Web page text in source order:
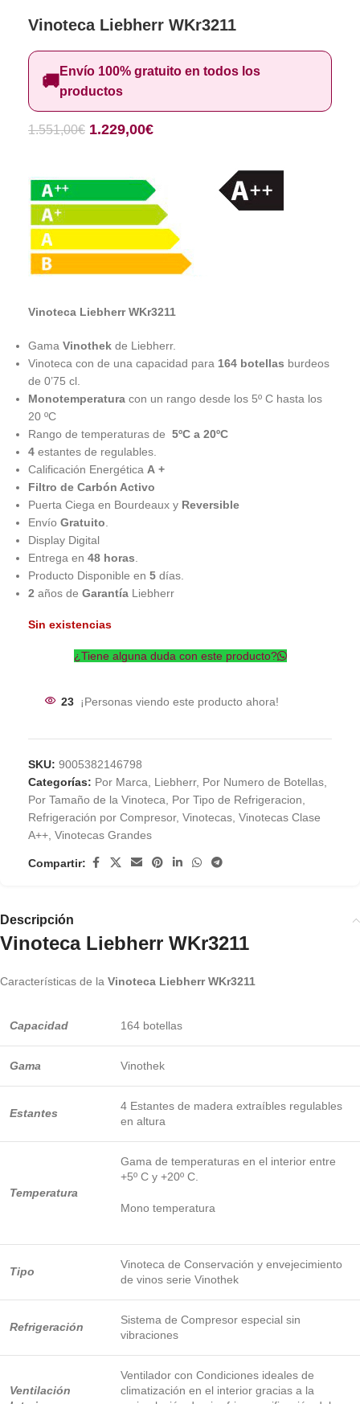
Vinoteca Liebherr WKr3211
🚚Envío 100% gratuito en todos los
productos
1.551,00€ 1.229,00€
Vinoteca Liebherr WKr3211
Gama Vinothek de Liebherr.
Vinoteca con de una capacidad para 164 botellas burdeos
de 0’75 cl.
Monotemperatura con un rango desde los 5º C hasta los
20 ºC
Rango de temperaturas de 5ºC a 20ºC
4 estantes de regulables.
Calificación Energética A +
Filtro de Carbón Activo
Puerta Ciega en Bourdeaux y Reversible
Envío Gratuito
Display Digital
Entrega en 48 horas
Producto Disponible en 5 días.
2 años de Garantía Liebherr
Sin existencias
¿Tiene alguna duda con este producto?
23 ¡Personas viendo este producto ahora!
SKU: 9005382146798
Categorías: Por Marca Liebherr, Por Numero de Botellas
Por Tamaño de la Vinoteca
Por Tipo de Refrigeracion
Refrigeración por Compresor, Vinotecas Vinotecas Clase
A++ Vinotecas Grandes
Compartir:
Descripción
Vinoteca Liebherr WKr3211
Características de la Vinoteca Liebherr WKr3211
Capacidad 164 botellas
Gama Vinothek
Estantes
4 Estantes de madera extraíbles regulables
en altura
Temperatura
Gama de temperaturas en el interior entre
+5º C y +20º C.
Mono temperatura
Tipo
Vinoteca de Conservación y envejecimiento
de vinos serie Vinothek
Refrigeración
Sistema de Compresor especial sin
vibraciones
Ventilación
Ventilador con Condiciones ideales de
climatización en el interior gracias a la